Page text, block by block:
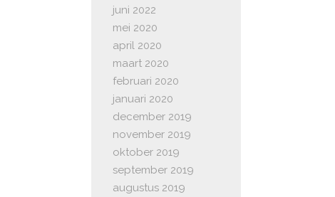
juni 2022
mei 2020
april 2020
maart 2020
februari 2020
januari 2020
december 2019
november 2019
oktober 2019
september 2019
augustus 2019